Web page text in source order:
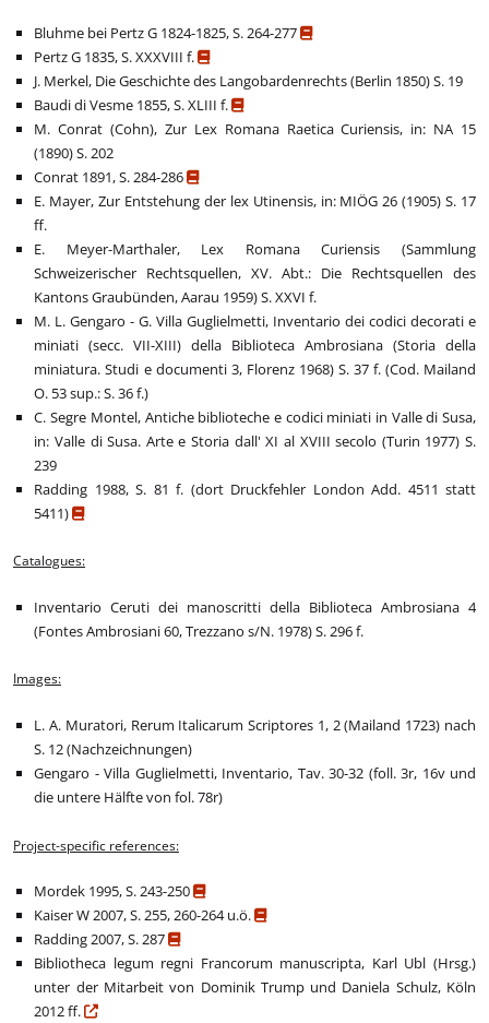
Bluhme bei Pertz G 1824-1825, S. 264-277
Pertz G 1835, S. XXXVIII f.
J. Merkel, Die Geschichte des Langobardenrechts (Berlin 1850) S. 19
Baudi di Vesme 1855, S. XLIII f.
M. Conrat (Cohn), Zur Lex Romana Raetica Curiensis, in: NA 15
(1890) S. 202
Conrat 1891, S. 284-286
E. Mayer, Zur Entstehung der lex Utinensis, in: MIÖG 26 (1905) S. 17
ff.
E. Meyer-Marthaler, Lex Romana Curiensis (Sammlung
Schweizerischer Rechtsquellen, XV. Abt.: Die Rechtsquellen des
Kantons Graubünden, Aarau 1959) S. XXVI f.
M. L. Gengaro - G. Villa Guglielmetti, Inventario dei codici decorati e
miniati (secc. VII-XIII) della Biblioteca Ambrosiana (Storia della
miniatura. Studi e documenti 3, Florenz 1968) S. 37 f. (Cod. Mailand
O. 53 sup.: S. 36 f.)
C. Segre Montel, Antiche biblioteche e codici miniati in Valle di Susa,
in: Valle di Susa. Arte e Storia dall' XI al XVIII secolo (Turin 1977) S.
239
Radding 1988, S. 81 f. (dort Druckfehler London Add. 4511 statt
5411)
Catalogues:
Inventario Ceruti dei manoscritti della Biblioteca Ambrosiana 4
(Fontes Ambrosiani 60, Trezzano s/N. 1978) S. 296 f.
Images:
L. A. Muratori, Rerum Italicarum Scriptores 1, 2 (Mailand 1723) nach
S. 12 (Nachzeichnungen)
Gengaro - Villa Guglielmetti, Inventario, Tav. 30-32 (foll. 3r, 16v und
die untere Hälfte von fol. 78r)
Project-specific references:
Mordek 1995, S. 243-250
Kaiser W 2007, S. 255, 260-264 u.ö.
Radding 2007, S. 287
Bibliotheca legum regni Francorum manuscripta, Karl Ubl (Hrsg.)
unter der Mitarbeit von Dominik Trump und Daniela Schulz, Köln
2012 ff.